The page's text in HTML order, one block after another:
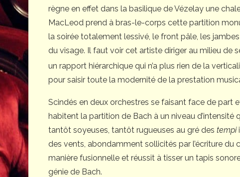
règne en effet dans la basilique de Vézelay une
MacLeod prend à bras-le-corps cette partition
la soirée totalement lessivé, le front pâle, les
du visage. Il faut voir cet artiste diriger au milieu de
un rapport hiérarchique qui n’a plus rien de la
pour saisir toute la modernité de la prestation
Scindés en deux orchestres se faisant face de part
habitent la partition de Bach à un niveau d’intensité
tantôt soyeuses, tantôt rugueuses au gré des tempi
des vents, abondamment sollicités par l’écriture du
manière fusionnelle et réussit à tisser un tapis
génie de Bach.